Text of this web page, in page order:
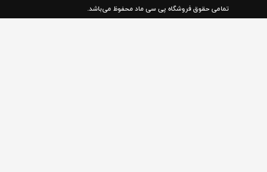
تمامی حقوق فروشگاه پی سی ماد محفوظ می‌باشد.